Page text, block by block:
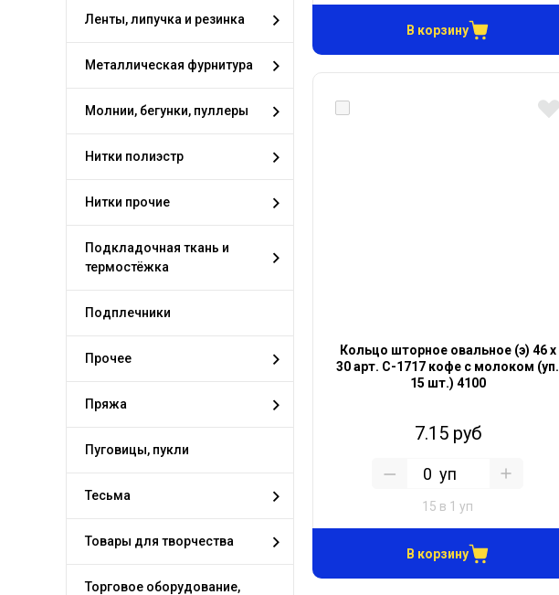
Ленты, липучка и резинка
Металлическая фурнитура
Молнии, бегунки, пуллеры
Нитки полиэстр
Нитки прочие
Подкладочная ткань и
термостёжка
Подплечники
Прочее
Пряжа
Пуговицы, пукли
Тесьма
Товары для творчества
Торговое оборудование,
В корзину
Кольцо шторное овальное (э) 46 х
30 арт. С-1717 кофе с молоком (уп.
15 шт.) 4100
7.15 руб
уп
15 в 1 уп
В корзину